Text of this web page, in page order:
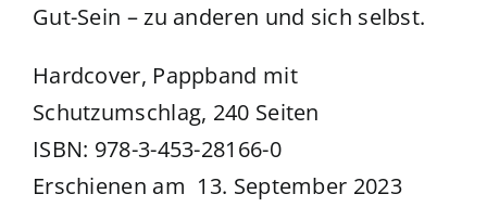
Gut-Sein – zu anderen und sich selbst.
Hardcover, Pappband mit
Schutzumschlag, 240 Seiten
ISBN: 978-3-453-28166-0
Erschienen am 13. September 2023